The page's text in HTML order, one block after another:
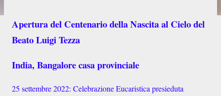
Apertura del Centenario della Nascita al Cielo del
Beato Luigi Tezza
India, Bangalore casa provinciale
25 settembre 2022: Celebrazione Eucaristica presieduta